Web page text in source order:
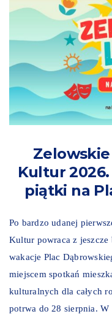
Zelowskie
Kultur
piątki na
Po bardzo udanej
Kultur powraca z jeszcze
wakacje Plac
miejscem spotkań
kulturalnych dla całych
potrwa do 28 sierpnia.